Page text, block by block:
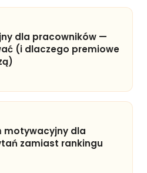
dla pracowników —
(i dlaczego premiowe
motywacyjny dla
zamiast rankingu